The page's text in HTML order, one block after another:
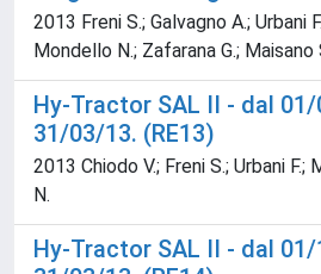
2013 Freni S.; Galvagno A.; Urbani
Mondello N.; Zafarana G.; Maisano
Hy-Tractor SAL II - dal 01/
31/03/13. (RE13)
2013 Chiodo V.; Freni S.; Urbani F.;
N.
Hy-Tractor SAL II - dal 01/